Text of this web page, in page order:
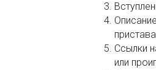
Ссылки
или